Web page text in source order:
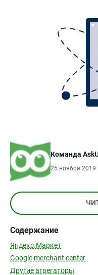
Команда
25 ноября 2019
Содержание
Яндекс.Маркет
Google merchant center
Другие агрегаторы